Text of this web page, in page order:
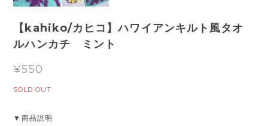
【kahiko/カヒコ】ハワイアンキルト風タオ
ルハンカチ ミント
¥550
SOLD OUT
▼商品説明